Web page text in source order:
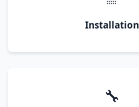
Installation
🔧